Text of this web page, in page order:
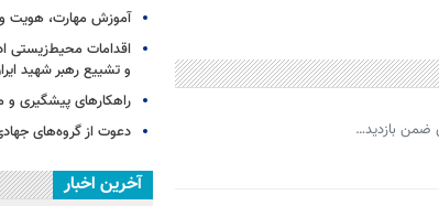
ضمن بازدید…
آموزش مهارت، هویت و نشاط برای ۷ هزار فرزند
اقدامات محیط‌زیستی
و تشییع رهبر شهید
راهکارهای پیشگیری و
دعوت از گروه‌های
آخرین اخبار